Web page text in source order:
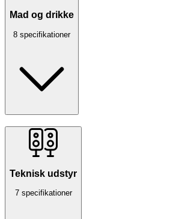
Mad og drikke
8 specifikationer
Teknisk udstyr
7 specifikationer